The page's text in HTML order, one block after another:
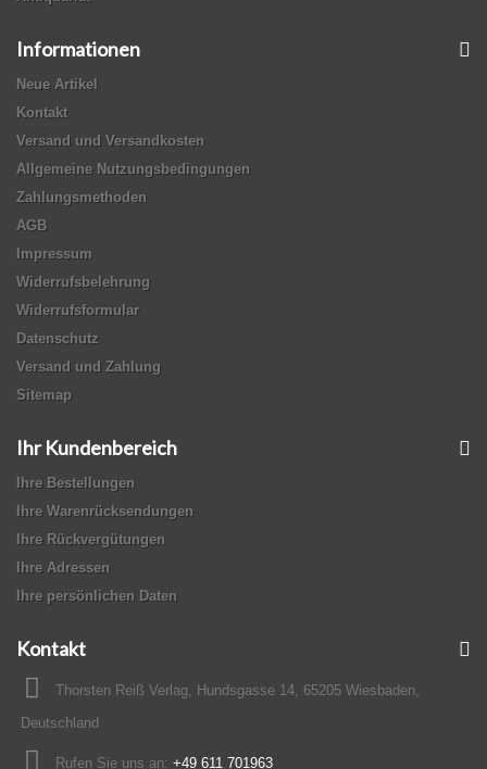
Informationen
Neue Artikel
Kontakt
Versand und Versandkosten
Allgemeine Nutzungsbedingungen
Zahlungsmethoden
AGB
Impressum
Widerrufsbelehrung
Widerrufsformular
Datenschutz
Versand und Zahlung
Sitemap
Ihr Kundenbereich
Ihre Bestellungen
Ihre Warenrücksendungen
Ihre Rückvergütungen
Ihre Adressen
Ihre persönlichen Daten
Kontakt
Thorsten Reiß Verlag, Hundsgasse 14, 65205 Wiesbaden,
Deutschland
Rufen Sie uns an: +49 611 701963